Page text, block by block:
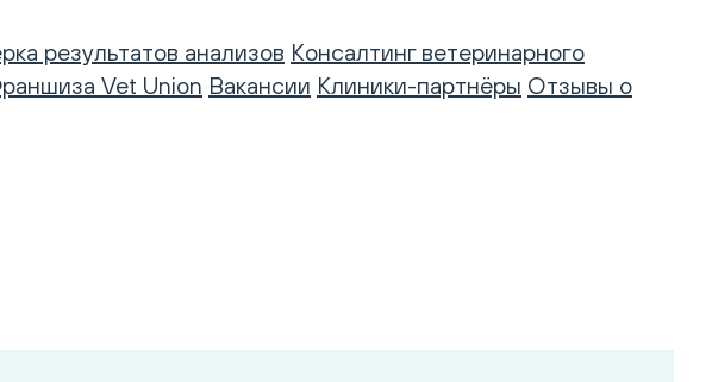
результатов анализов Консалтинг ветеринарного
Vet Union Вакансии Клиники-партнёры Отзывы о